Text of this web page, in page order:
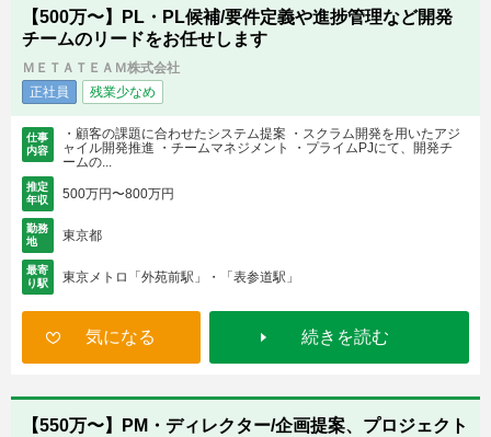
【500万〜】PL・PL候補/要件定義や進捗管理など開発
チームのリードをお任せします
ＭＥＴＡＴＥＡＭ株式会社
正社員
残業少なめ
仕事
内容
・顧客の課題に合わせたシステム提案 ・スクラム開発を用いたアジ
ャイル開発推進 ・チームマネジメント ・プライムPJにて、開発チ
ームの...
推定
年収
500万円〜800万円
勤務
地
東京都
最寄
り駅
東京メトロ「外苑前駅」・「表参道駅」
気になる 続きを読む
【550万〜】PM・ディレクター/企画提案、プロジェクト